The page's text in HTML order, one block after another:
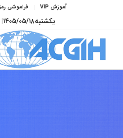
آموزش VIP فراموشی
یکشنبه۱۴۰۵/۰۵/۱۸|